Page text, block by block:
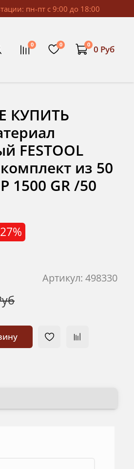
пн-пт с 9:00 до 18:00
0 0 0 0 Руб
Артикул: 498330
КУПИТЬ
FESTOOL
из 50
1500 GR /50